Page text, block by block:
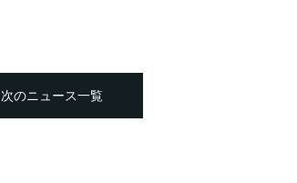
次のニュース一覧